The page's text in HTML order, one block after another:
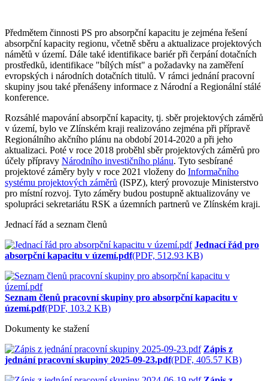
Předmětem činnosti PS pro absorpční kapacitu je zejména řešení
absorpční kapacity regionu, včetně sběru a aktualizace projektových
námětů v území. Dále také identifikace bariér při čerpání dotačních
prostředků, identifikace "bílých míst" a požadavky na zaměření
evropských i národních dotačních titulů. V rámci jednání pracovní
skupiny jsou také přenášeny informace z Národní a Regionální stálé
konference.
Rozsáhlé mapování absorpční kapacity, tj. sběr projektových záměrů
v území, bylo ve Zlínském kraji realizováno zejména při přípravě
Regionálního akčního plánu na období 2014-2020 a při jeho
aktualizaci. Poté v roce 2018 proběhl sběr projektových záměrů pro
účely přípravy Národního investičního plánu. Tyto sesbírané
projektové záměry byly v roce 2021 vloženy do Informačního
systému projektových záměrů (ISPZ), který provozuje Ministerstvo
pro místní rozvoj. Tyto záměry budou postupně aktualizovány ve
spolupráci sekretariátu RSK a územních partnerů ve Zlínském kraji.
Jednací řád a seznam členů
Jednací řád pro
absorpční kapacitu v území.pdf(PDF, 512.93 KB)
Seznam členů pracovní skupiny pro absorpční kapacitu v
území.pdf(PDF, 103.2 KB)
Dokumenty ke stažení
Zápis z
jednání pracovní skupiny 2025-09-23.pdf(PDF, 405.57 KB)